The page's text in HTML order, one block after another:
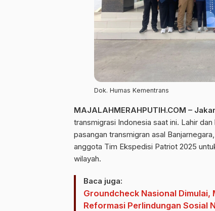
Dok. Humas Kementrans
MAJALAHMERAHPUTIH.COM –
transmigrasi Indonesia saat ini. Lahir
pasangan transmigran asal
anggota Tim Ekspedisi Patriot 2025
wilayah.
Baca juga:
Groundcheck Nasional Dimulai,
Reformasi Perlindungan Sosial